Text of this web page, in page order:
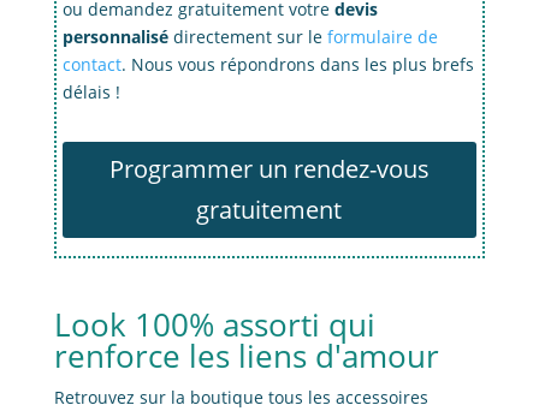
ou demandez gratuitement votre devis
personnalisédirectement sur le formulaire de
contact. Nous vous répondrons dans les plus brefs
délais !
Programmer un rendez-vous
gratuitement
Look 100% assorti qui
renforce les liens d'amour
Retrouvez sur la boutique tous les accessoires